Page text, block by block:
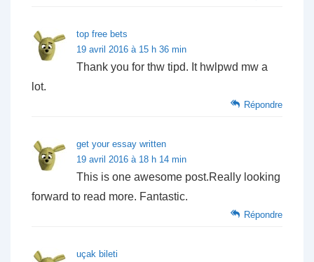
top free bets
19 avril 2016 à 15 h 36 min
Thank you for thw tipd. It hwlpwd mw a
lot.
Répondre
get your essay written
19 avril 2016 à 18 h 14 min
This is one awesome post.Really looking
forward to read more. Fantastic.
Répondre
uçak bileti